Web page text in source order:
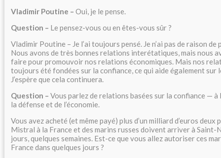
Vladimir Poutine – Oui, je le pense.
Question – Le pensez-vous ou en êtes-vous sûr ?
Vladimir Poutine – Je l’ai toujours pensé. Je n’ai pas de raison
Nous avons de très bonnes relations interétatiques, mais nous
faire pour promouvoir nos relations économiques. Mais nos
toujours été fondées sur la confiance, ce qui aide également sur
J’espère que cela continuera.
Question – Vous parlez de relations basées sur la confiance — à
la défense et de l’économie.
Vous avez acheté (et même payé) plus d’un milliard d’euros
Mistral à la France et des marins russes doivent arriver à Saint-
jours, quelques semaines. Est-ce que vous allez autoriser ces
France dans quelques jours ?